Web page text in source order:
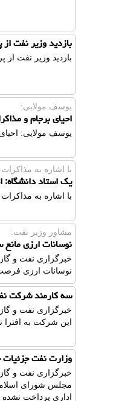
بازدید وزیر نفت
بازدید وزیر نفت از
یوسف مولایی:
احیای برجام و
یوسف مولایی:
با اشاره به
یك استاد دانشگاه:
با اشاره به
مشاور وزیر نفت:
نوسانات ارزی
خبرگزاری نفت و
نوسانات ارزی
سه كارمند شركت
خبرگزاری نفت و
این شركت به افترا
وزارت نفت
اداری پرداخت نشده بود و 650 میلیون ریال به صورت